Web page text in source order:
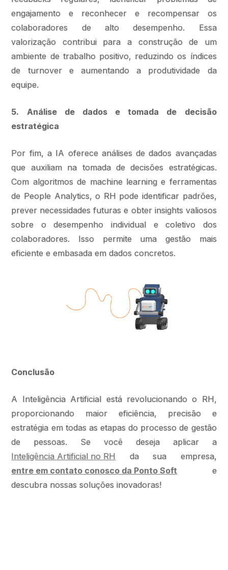
engajamento e reconhecer e recompensar os
colaboradores de alto desempenho. Essa
valorização contribui para a construção de um
ambiente de trabalho positivo, reduzindo os índices
de turnover e aumentando a produtividade da
equipe.
5. Análise de dados e tomada de decisão
estratégica
Por fim, a IA oferece análises de dados avançadas
que auxiliam na tomada de decisões estratégicas.
Com algoritmos de machine learning e ferramentas
de People Analytics, o RH pode identificar padrões,
prever necessidades futuras e obter insights valiosos
sobre o desempenho individual e coletivo dos
colaboradores. Isso permite uma gestão mais
eficiente e embasada em dados concretos.
Conclusão
A Inteligência Artificial está revolucionando o RH,
proporcionando maior eficiência, precisão e
estratégia em todas as etapas do processo de gestão
de pessoas. Se você deseja aplicar a
Inteligência Artificial no RH da sua empresa,
entre em contato conosco da Ponto Soft e
descubra nossas soluções inovadoras!